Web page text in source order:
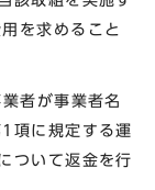
を求めること
者が事業者名
項に規定する運
ついて返金を行